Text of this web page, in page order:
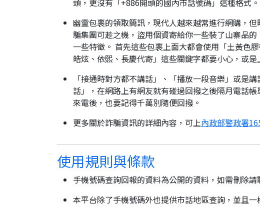
頭，更沒有「+886開頭的國內市話號碼」這種格式。
幽靈包裹的領取簡訊，現代人越來越常進行網購，
騙集團可趁之機，盜用個資寄給你一些裝了山寨品
一些特徵。 首先這些包裹上面大都會使用「土黃色
皓炫、依熙、長慶代寄」這些關鍵字都要小心，或
「接通時對方都不講話」、「播放一段音樂」或是
話」，在網路上有網友就有碰過回撥之後隔月電話
來電後，也要記得千萬別隨便回撥。
更多關於詐騙資訊的詳細內容，可上內政部警政署
使用規則與條款
手機號碼查詢回報的資料為公開的資料，如需刪除請
本平台除了手機號碼外也提供市話地區查詢，並且